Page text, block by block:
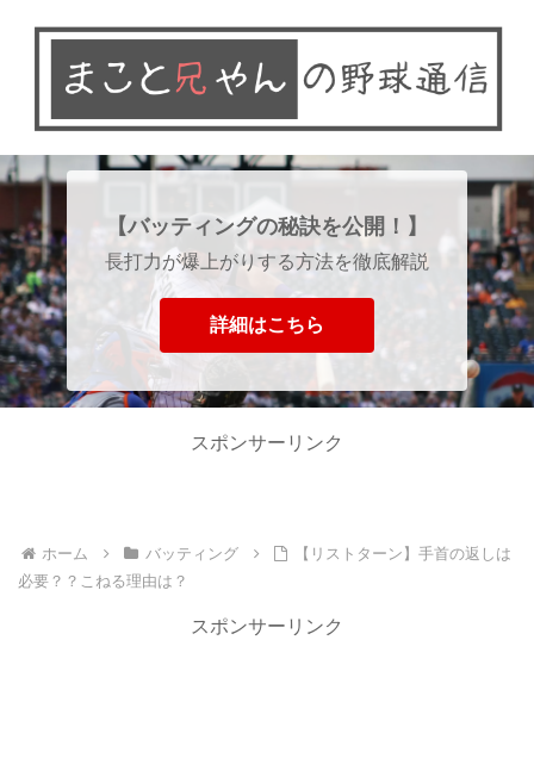
【バッティングの秘訣を公開！】
長打力が爆上がりする方法を徹底解説
詳細はこちら
スポンサーリンク
ホーム バッティング
【リストターン】手首の返しは
必要？？こねる理由は？
スポンサーリンク